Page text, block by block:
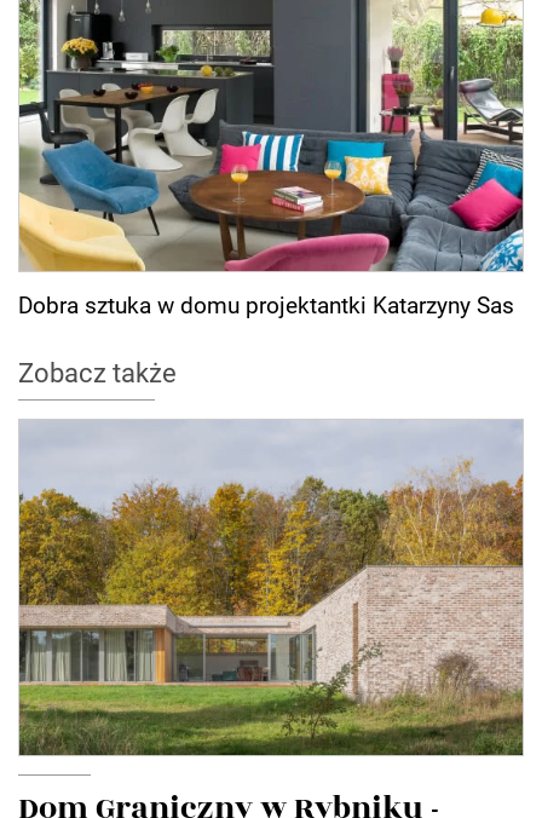
Dobra sztuka w domu projektantki Katarzyny Sas
Zobacz także
Dom Graniczny w Rybniku -